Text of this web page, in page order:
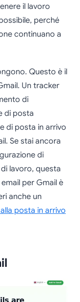
il lavoro
perché
continuano a
Questo è il
Un tracker
di
di posta
di posta in arrivo
Se stai ancora
di
lavoro, questa
per Gmail è
anche un
posta in arrivo